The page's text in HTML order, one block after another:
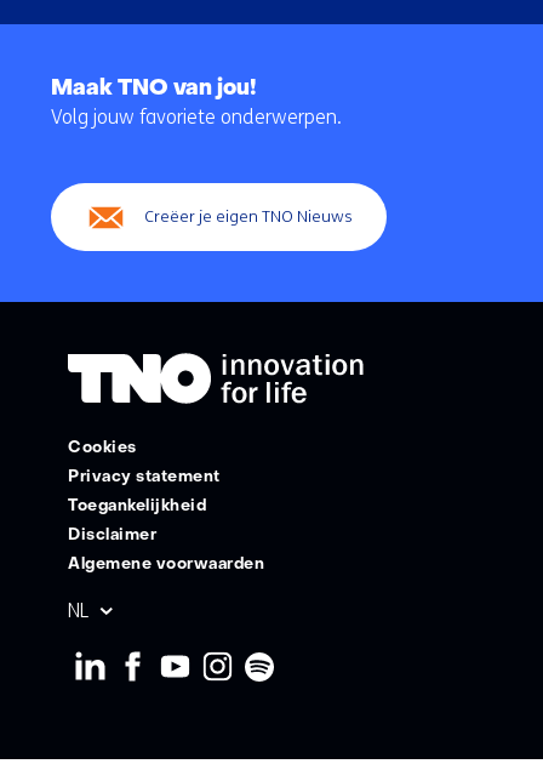
navigatie
Maak TNO van jou!
Volg jouw favoriete onderwerpen.
Creëer je eigen TNO Nieuws
Cookies
Privacy statement
Toegankelijkheid
Disclaimer
Algemene voorwaarden
NL